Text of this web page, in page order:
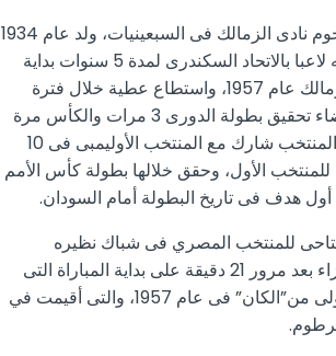
يعد رأفت عطية أحد نجوم نادى الزمالك فى السبعينيات، ولد عام 1934
بالشرقية، وبدأ مسيرته لاعبا بالاتحاد السكندرى لمدة 5 سنوات بداية
من 1952، ثم انتقل للزمالك عام 1957، واستطاع عطية خلال فترة
تواجده فى القلعة البيضاء تحقيق بطولة الدورى 3 مرات والكأس مرة
واحدة، وعلى مستوى المنتخب شارك مع المنتخب الأوليمبى فى 10
مقابل 17 لقاءً للمنتخب الأول، وحقق خلالها بطولة كأس الأمم
للمنتخب المصري فى شباك نظيره
السودانى، من ركلة جزاء بعد مرور 21 دقيقة على بداية المباراة التى
أقيمت فى النسخة الأولى من”الكان” فى عام 1957، والتى أقيمت في